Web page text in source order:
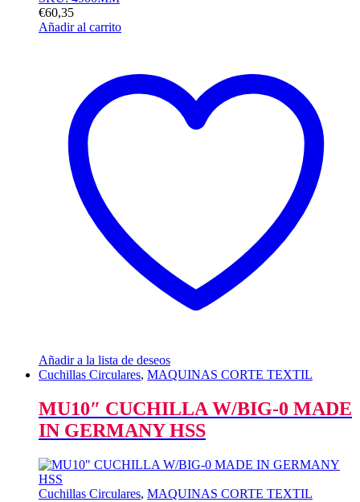
€60,35
Añadir al carrito
Añadir a la lista de deseos
Cuchillas Circulares, MAQUINAS CORTE TEXTIL
MU10″ CUCHILLA W/BIG-0 MADE
IN GERMANY HSS
Cuchillas Circulares, MAQUINAS CORTE TEXTIL